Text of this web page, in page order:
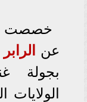
خصصت
عن
الرابر
بجولة
الولايات